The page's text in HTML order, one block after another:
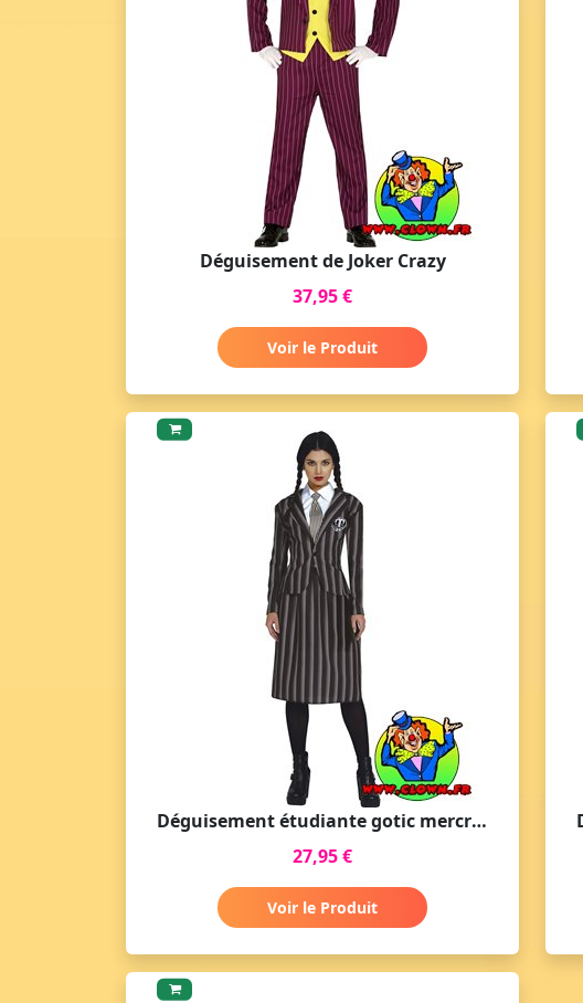
Déguisement de Joker Crazy
37,95 €
Voir le Produit
Déguisement étudiante gotic mercredi
27,95 €
Voir le Produit